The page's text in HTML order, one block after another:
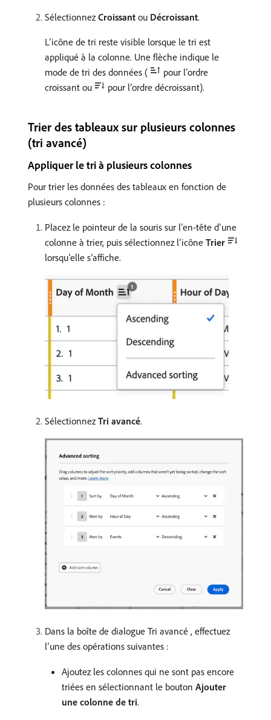
SélectionnezCroissant ou Décroissant.
L’icône de tri reste visible lorsque le tri est
appliqué à la colonne. Une flèche indique le
mode de tri des données (
pour l’ordre
croissant ou
pour l’ordre décroissant).
Trier des tableaux sur plusieurs colonnes
(tri avancé)
Appliquer le tri à plusieurs colonnes
Pour trier les données des tableaux en fonction de
plusieurs colonnes :
Placez le pointeur de la souris sur l’en-tête d’une
colonne à trier, puis sélectionnez l’icône Trier
lorsqu’elle s’affiche.
SélectionnezTri avancé.
Dans la boîte de dialogue Tri avancé , effectuez
l’une des opérations suivantes :
Ajoutez les colonnes qui ne sont pas encore
triées en sélectionnant le bouton Ajouter
une colonne de tri.